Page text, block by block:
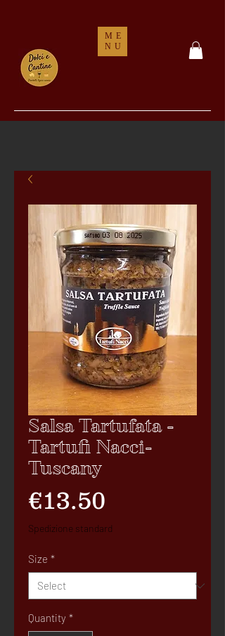
ME
NU
Salsa Tartufata -
Tartufi Nacci-
Tuscany
€13.50
Spedizione standard
Size *
Quantity *